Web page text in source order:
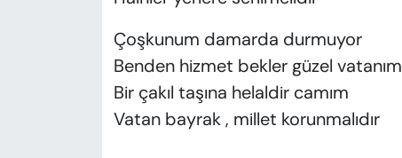
Çoşkunum damarda durmuyor
Benden hizmet bekler güzel vatanım
Bir çakıl taşına helaldir camım
Vatan bayrak , millet korunmalıdır